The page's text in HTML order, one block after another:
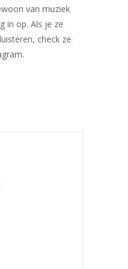
van muziek
in op. Als je ze
check ze